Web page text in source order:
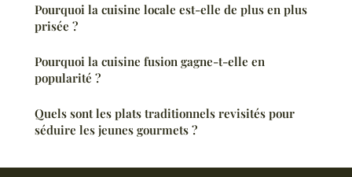
Pourquoi la cuisine locale est-elle de plus en plus
prisée ?
Pourquoi la cuisine fusion gagne-t-elle en
popularité ?
Quels sont les plats traditionnels revisités pour
séduire les jeunes gourmets ?